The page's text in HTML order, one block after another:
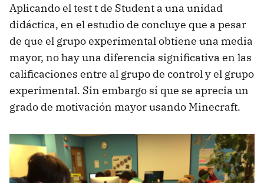
Aplicando el test t de Student a una unidad
didáctica, en el estudio de concluye que a pesar
de que el grupo experimental obtiene una media
mayor, no hay una diferencia significativa en las
calificaciones entre al grupo de control y el grupo
experimental. Sin embargo sí que se aprecia un
grado de motivación mayor usando Minecraft.